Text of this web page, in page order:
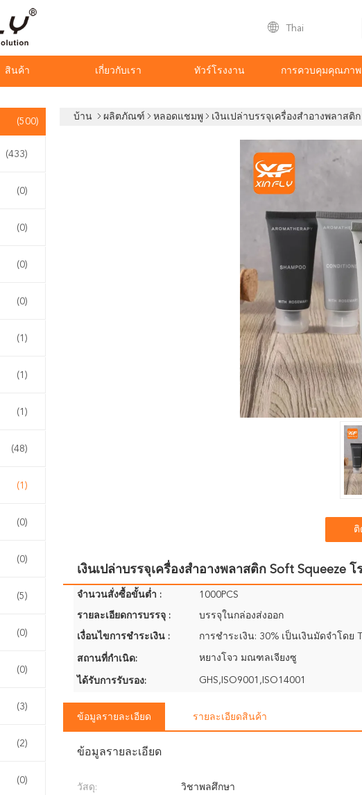
Thai
สินค้า เกี่ยวกับเรา ทัวร์โรงงาน การควบคุมคุณภาพ
(500)
(433)
(0)
(0)
(0)
(0)
(1)
(1)
(1)
(48)
(1)
(0)
(0)
(5)
(0)
(0)
(3)
(2)
(0)
บ้าน ผลิตภัณฑ์ หลอดแชมพู เงินเปล่าบรรจุเครื่องสําอางพลาส
ติ
เงินเปล่าบรรจุเครื่องสําอางพลาสติก Soft
จำนวนสั่งซื้อขั้นต่ำ : 1000PCS
รายละเอียดการบรรจุ : บรรจุในกล่องส่งออก
เงื่อนไขการชำระเงิน :
สถานที่กำเนิด: หยางโจว มณฑลเจียงซู
ได้รับการรับรอง: GHS,ISO9001,ISO14001
ข้อมูลรายละเอียด รายละเอียดสินค้า
ข้อมูลรายละเอียด
วัสดุ: วิชาพลศึกษา